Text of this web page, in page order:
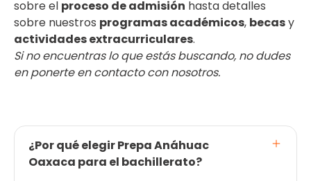
sobre el proceso de admisión hasta detalles
sobre nuestros programas académicos, becasy
actividades extracurriculares.
Si no encuentras lo que estás buscando, no dudes
en ponerte en contacto con nosotros.
¿Por qué elegir Prepa Anáhuac
Oaxaca para el bachillerato?